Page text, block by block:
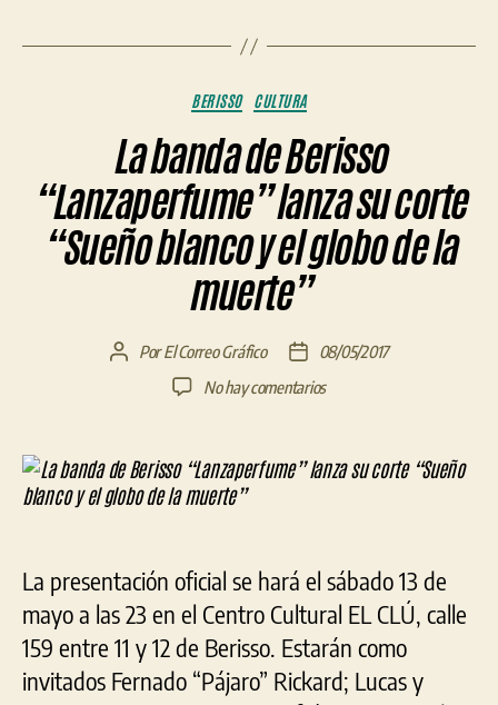
Categorías
BERISSO CULTURA
La banda de Berisso
“Lanzaperfume” lanza su corte
“Sueño blanco y el globo de la
muerte”
AutorPorEl Correo Gráfico
Fecha08/05/2017
No hay comentariosen
de
Berisso
corte
“Sueño
blanco
y
el
La presentación oficial se hará el sábado 13 de
mayo a las 23 en el Centro Cultural EL CLÚ, calle
159 entre 11 y 12 de Berisso. Estarán como
invitados Fernado “Pájaro” Rickard; Lucas y